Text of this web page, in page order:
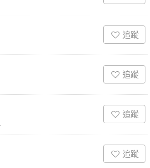
追蹤
追蹤
追蹤
追蹤